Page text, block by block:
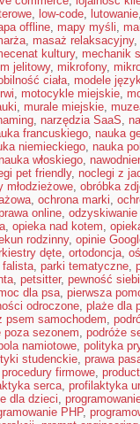
, low-code, lutowanie
offline, mapy myśli,
, masaż relaksacyjny,
kultury, mechanik
jelitowy, mikrofony,
ciała, modele
, motocykle miejskie,
, murale miejskie,
, narzędzia SaaS,
francuskiego, nauka
niemieckiego, nauka
włoskiego,
pet friendly, noclegi z
młodzieżowe, obróbka
, ochrona marki,
online,
, opieka nad kotem,
rodzinny, opinie
dęte, ortodoncja,
falista, parki tematyczne,
, petsitter, pewność
dla psa, pierwsza
odroczone, plaże dla
psem samochodem,
poza sezonem, podróże
namiotowe, polityka
studenckie, prawa
procedury firmowe,
serca, profilaktyka
dla dzieci,
PHP,